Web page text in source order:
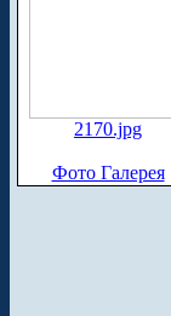
2170.jpg
Фото Галерея